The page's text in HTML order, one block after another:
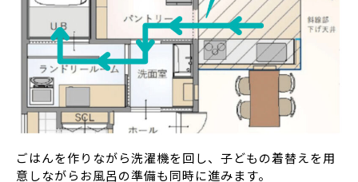
ごはんを作りながら洗濯機を回し、子どもの着替えを用
意しながらお風呂の準備も同時に進みます。